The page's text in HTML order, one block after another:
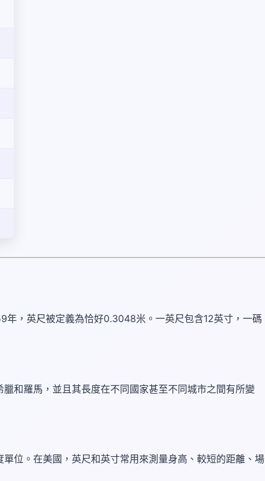
年，英尺被定義為恰好0.3048米。一英尺包含12英寸，一碼
和羅馬，並且其長度在不同國家甚至不同城市之間有所變
位。在美國，英尺和英寸常用來測量身高、較短的距離、場